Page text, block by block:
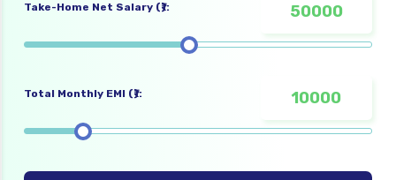
Take-Home Net Salary (₹):
Total Monthly EMI (₹):